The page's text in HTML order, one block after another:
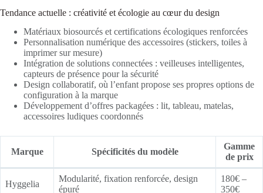
Tendance actuelle : créativité et écologie au cœur du design
Matériaux biosourcés et certifications écologiques renforcées
Personnalisation numérique des accessoires (stickers, toiles à
imprimer sur mesure)
Intégration de solutions connectées : veilleuses intelligentes,
capteurs de présence pour la sécurité
Design collaboratif, où l’enfant propose ses propres options de
configuration à la marque
Développement d’offres packagées : lit, tableau, matelas,
accessoires ludiques coordonnés
Marque Spécificités du modèle
Gamme
de prix
Hyggelia
Modularité, fixation renforcée, design
épuré
180€ –
350€